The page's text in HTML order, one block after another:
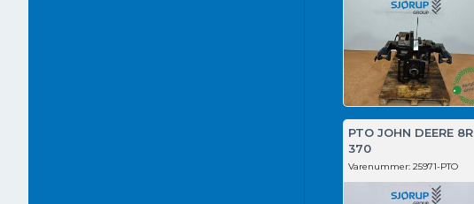
PTO JOHN DEERE 8R
370
Varenummer: 25971-PTO